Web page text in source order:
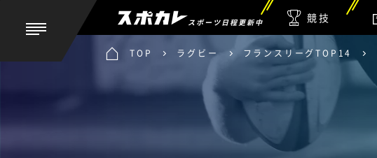
スポーツ日程更新中 競技
TOP ラグビー フランスリーグTOP14